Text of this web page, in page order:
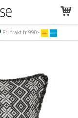
Fri frakt fr.990:-